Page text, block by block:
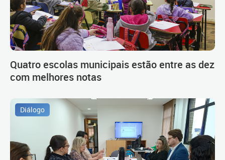
Quatro escolas municipais estão entre as dez
com melhores notas
Diálogo